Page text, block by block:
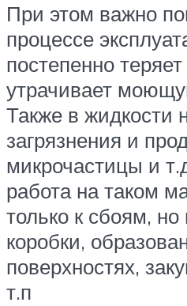
При этом важно
процессе
постепенно
утрачивает
Также в жидкости
загрязнения и
микрочастицы и
работа на таком
только к сбоям, но
коробки,
поверхностях,
т.п